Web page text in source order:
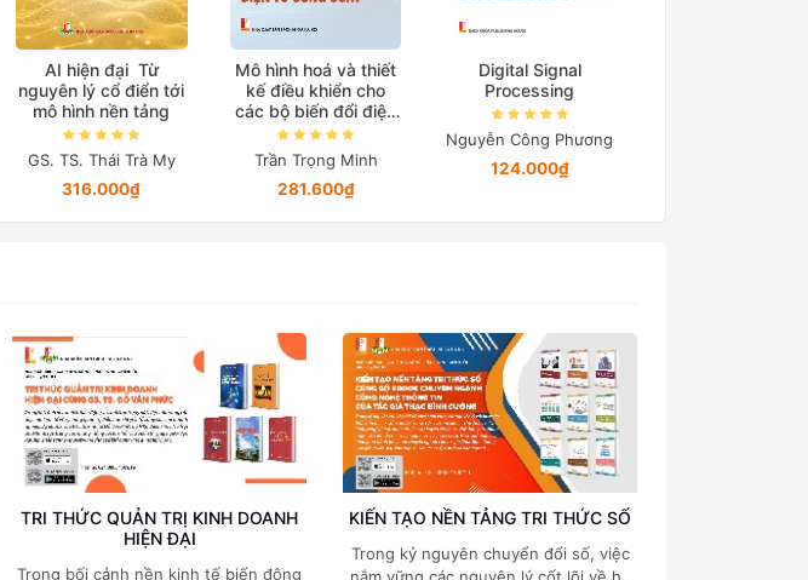
AI hiện đại Từ
nguyên lý cổ điển tới
mô hình nền tảng
GS. TS. Thái Trà My
316.000₫
Mô hình hoá và thiết
kế điều khiển cho
các bộ biến đổi điện
tử công suất
Trần Trọng Minh
281.600₫
Digital Signal
Processing
Nguyễn Công Phương
124.000₫
TRI THỨC QUẢN TRỊ KINH DOANH
HIỆN ĐẠI
Trong bối cảnh nền kinh tế biến động
KIẾN TẠO NỀN TẢNG TRI THỨC SỐ
Trong kỷ nguyên chuyển đổi số, việc